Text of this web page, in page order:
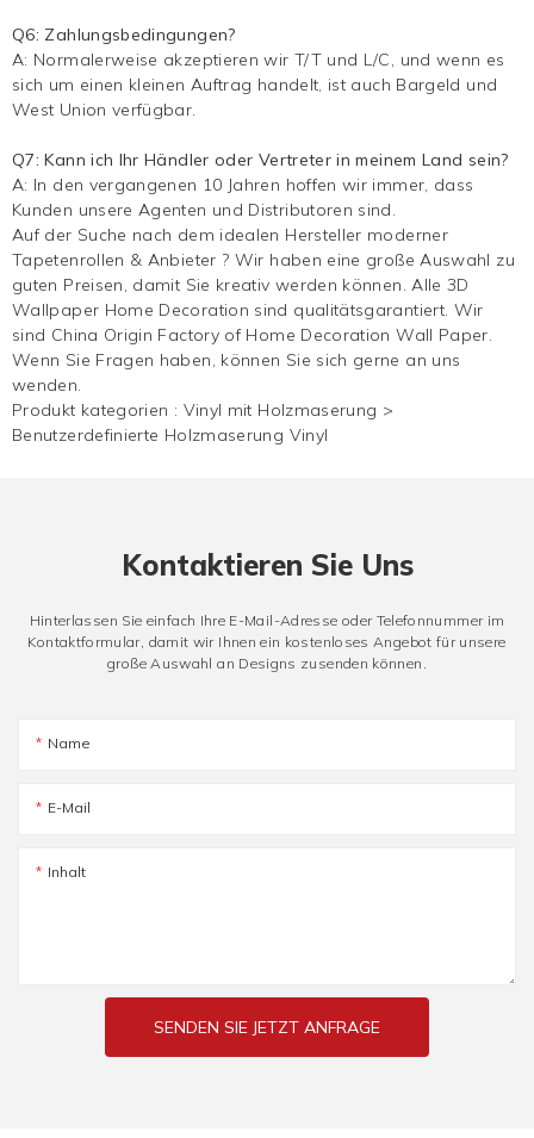
Q6: Zahlungsbedingungen?
A: Normalerweise akzeptieren wir T/T und L/C, und wenn es
sich um einen kleinen Auftrag handelt, ist auch Bargeld und
West Union verfügbar.
Q7: Kann ich Ihr Händler oder Vertreter in meinem Land sein?
A: In den vergangenen 10 Jahren hoffen wir immer, dass
Kunden unsere Agenten und Distributoren sind.
Auf der Suche nach dem idealen Hersteller moderner
Tapetenrollen & Anbieter ? Wir haben eine große Auswahl zu
guten Preisen, damit Sie kreativ werden können. Alle 3D
Wallpaper Home Decoration sind qualitätsgarantiert. Wir
sind China Origin Factory of Home Decoration Wall Paper.
Wenn Sie Fragen haben, können Sie sich gerne an uns
wenden.
Produkt kategorien : Vinyl mit Holzmaserung >
Benutzerdefinierte Holzmaserung Vinyl
Kontaktieren Sie Uns
Hinterlassen Sie einfach Ihre E-Mail-Adresse oder Telefonnummer im
Kontaktformular, damit wir Ihnen ein kostenloses Angebot für unsere
große Auswahl an Designs zusenden können.
Name
E-Mail
Inhalt
SENDEN SIE JETZT ANFRAGE